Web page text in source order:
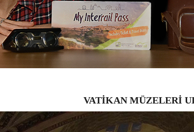
VATİKAN MÜZELERİ